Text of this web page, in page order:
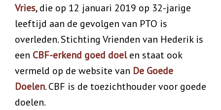
Vries, die op 12 januari 2019 op 32-jarige
leeftijd aan de gevolgen van PTO is
overleden. Stichting Vrienden van Hederik is
een CBF-erkend goed doel en staat ook
vermeld op de website van De Goede
Doelen. CBF is de toezichthouder voor goede
doelen.